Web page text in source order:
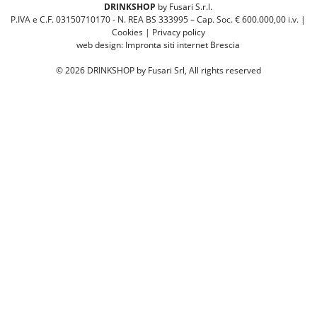
DRINKSHOP by Fusari S.r.l.
P.IVA e C.F. 03150710170 - N. REA BS 333995 – Cap. Soc. € 600.000,00 i.v. |
Cookies| Privacy policy
web design: Impronta siti internet Brescia
©2026 DRINKSHOP by Fusari Srl, All rights reserved